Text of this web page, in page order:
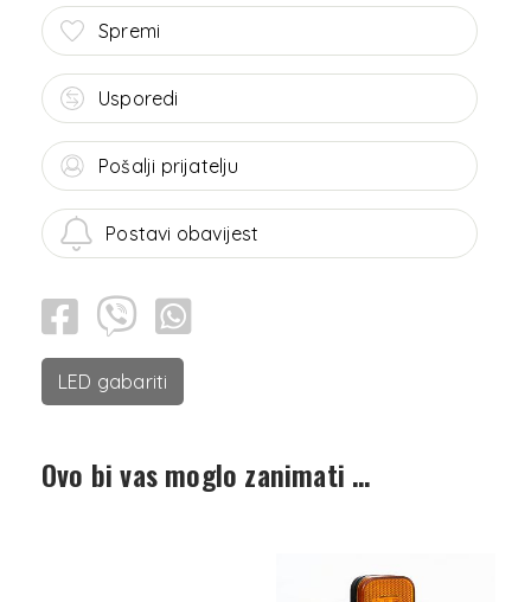
Spremi
Usporedi
Pošalji prijatelju
Postavi obavijest
LED gabariti
Ovo bi vas moglo zanimati …